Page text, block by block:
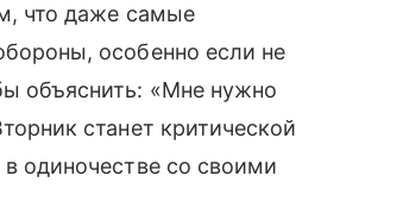
что даже самые
особенно если не
объяснить: «Мне нужно
станет критической
одиночестве со своими